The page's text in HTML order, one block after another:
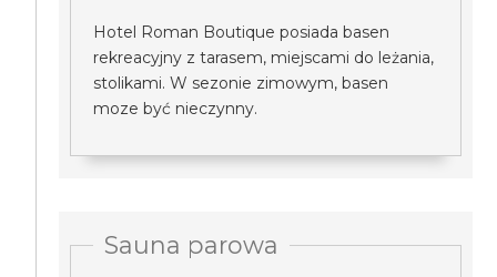
Hotel Roman Boutique posiada basen
rekreacyjny z tarasem, miejscami do leżania,
stolikami. W sezonie zimowym, basen
moze być nieczynny.
Sauna parowa